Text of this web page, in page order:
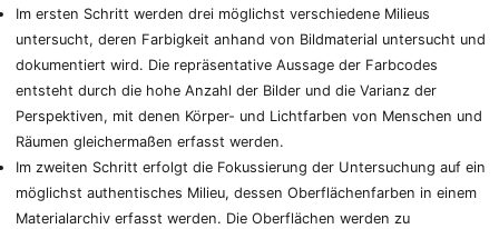
Im ersten Schritt werden drei möglichst verschiedene Milieus
untersucht, deren Farbigkeit anhand von Bildmaterial untersucht und
dokumentiert wird. Die repräsentative Aussage der Farbcodes
entsteht durch die hohe Anzahl der Bilder und die Varianz der
Perspektiven, mit denen Körper- und Lichtfarben von Menschen und
Räumen gleichermaßen erfasst werden.
Im zweiten Schritt erfolgt die Fokussierung der Untersuchung auf ein
möglichst authentisches Milieu, dessen Oberflächenfarben in einem
Materialarchiv erfasst werden. Die Oberflächen werden zu